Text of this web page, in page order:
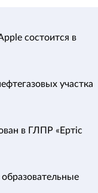
состоится в
участка
в ГЛПР «Ертіс